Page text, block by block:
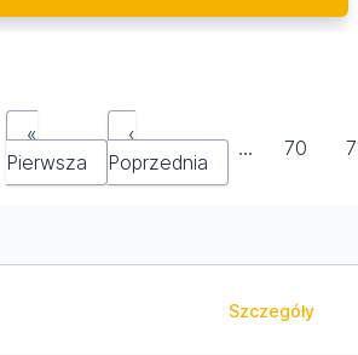
«
Pierwsza
‹
Poprzednia
… 70
Szczegóły